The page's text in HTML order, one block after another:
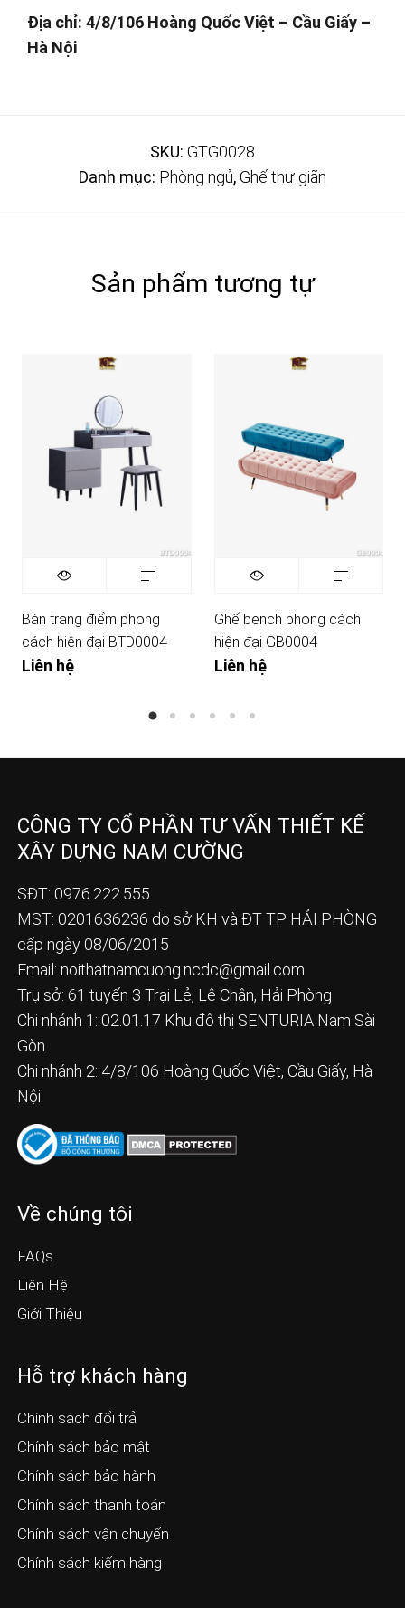
Địa chỉ: 4/8/106 Hoàng Quốc Việt – Cầu Giấy –
Hà Nội
SKU: GTG0028
Danh mục: Phòng ngủ,Ghế thư giãn
Sản phẩm tương tự
Bàn trang điểm phong
cách hiện đại BTD0004
Liên hệ
Ghế bench phong cách
hiện đại GB0004
Liên hệ
CÔNG TY CỔ PHẦN TƯ VẤN THIẾT KẾ
XÂY DỰNG NAM CƯỜNG
SĐT: 0976.222.555
MST: 0201636236 do sở KH và ĐT TP HẢI PHÒNG
cấp ngày 08/06/2015
Email: noithatnamcuong.ncdc@gmail.com
Trụ sở: 61 tuyến 3 Trại Lẻ, Lê Chân, Hải Phòng
Chi nhánh 1: 02.01.17 Khu đô thị SENTURIA Nam Sài
Gòn
Chi nhánh 2: 4/8/106 Hoàng Quốc Việt, Cầu Giấy, Hà
Nội
Về chúng tôi
FAQs
Liên Hệ
Giới Thiệu
Hỗ trợ khách hàng
Chính sách đổi trả
Chính sách bảo mật
Chính sách bảo hành
Chính sách thanh toán
Chính sách vận chuyển
Chính sách kiểm hàng